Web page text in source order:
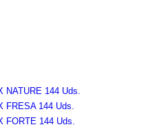
NATURE 144 Uds.
FRESA 144 Uds.
FORTE 144 Uds.